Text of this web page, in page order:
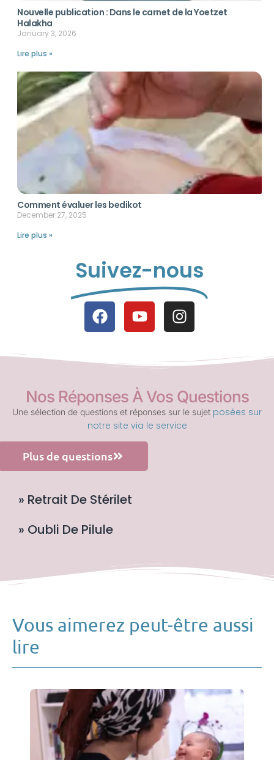
Nouvelle publication : Dans le carnet de la Yoetzet
Halakha
January 3, 2026
Lire plus »
Comment évaluer les bedikot
December 27, 2025
Lire plus »
Suivez-nous
Nos Réponses À Vos Questions
Une sélection de questions et réponses sur le sujet posées sur
notre site via le service
Plus de questions
» Retrait De Stérilet
» Oubli De Pilule
Vous aimerez peut-être aussi
lire